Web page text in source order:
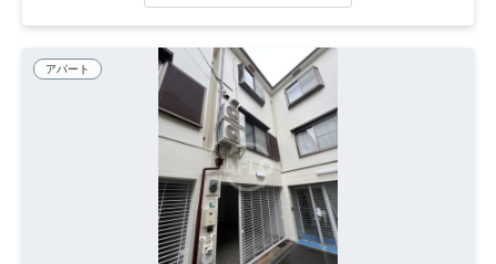
アパート